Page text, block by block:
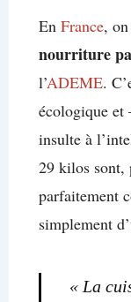
En France,
nourriture
l’ADEME.
écologique
insulte à
29 kilos sont,
parfaitement
simplement
« La